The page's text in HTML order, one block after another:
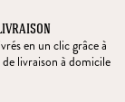
en un clic grâce à
livraison à domicile